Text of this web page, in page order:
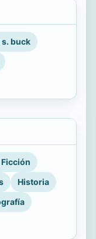
s. buck
Historia